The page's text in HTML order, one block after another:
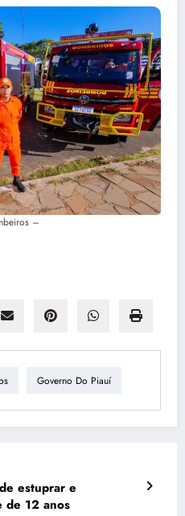
–
Governo Do Piauí
estuprar e
de 12 anos